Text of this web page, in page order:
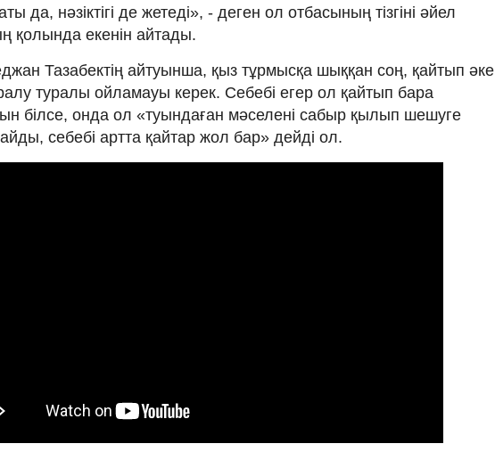
да, нәзіктігі де жетеді», - деген ол отбасының тізгіні әйел
қолында екенін айтады.
Тазабектің айтуынша, қыз тұрмысқа шыққан соң, қайтып әке
туралы ойламауы керек. Себебі егер ол қайтып бара
білсе, онда ол «туындаған мәселені сабыр қылып шешуге
себебі артта қайтар жол бар» дейді ол.